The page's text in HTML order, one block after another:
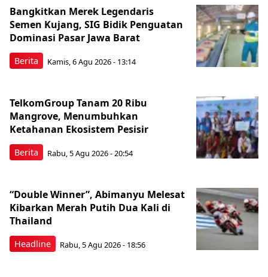
Berita
Bangkitkan Merek Legendaris
Semen Kujang, SIG Bidik Penguatan
Dominasi Pasar Jawa Barat
Kamis, 6 Agu 2026 - 13:14
Berita
TelkomGroup Tanam 20 Ribu
Mangrove, Menumbuhkan
Ketahanan Ekosistem Pesisir
Rabu, 5 Agu 2026 - 20:54
Headline
“Double Winner”, Abimanyu Melesat
Kibarkan Merah Putih Dua Kali di
Thailand
Rabu, 5 Agu 2026 - 18:56